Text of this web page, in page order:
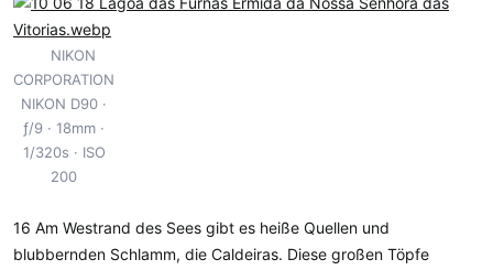
NIKON
CORPORATION
NIKON D90
ƒ/9
18mm
1/320s
ISO
200
16 Am Westrand des Sees gibt es heiße Quellen und
blubbernden Schlamm, die Caldeiras. Diese großen Töpfe